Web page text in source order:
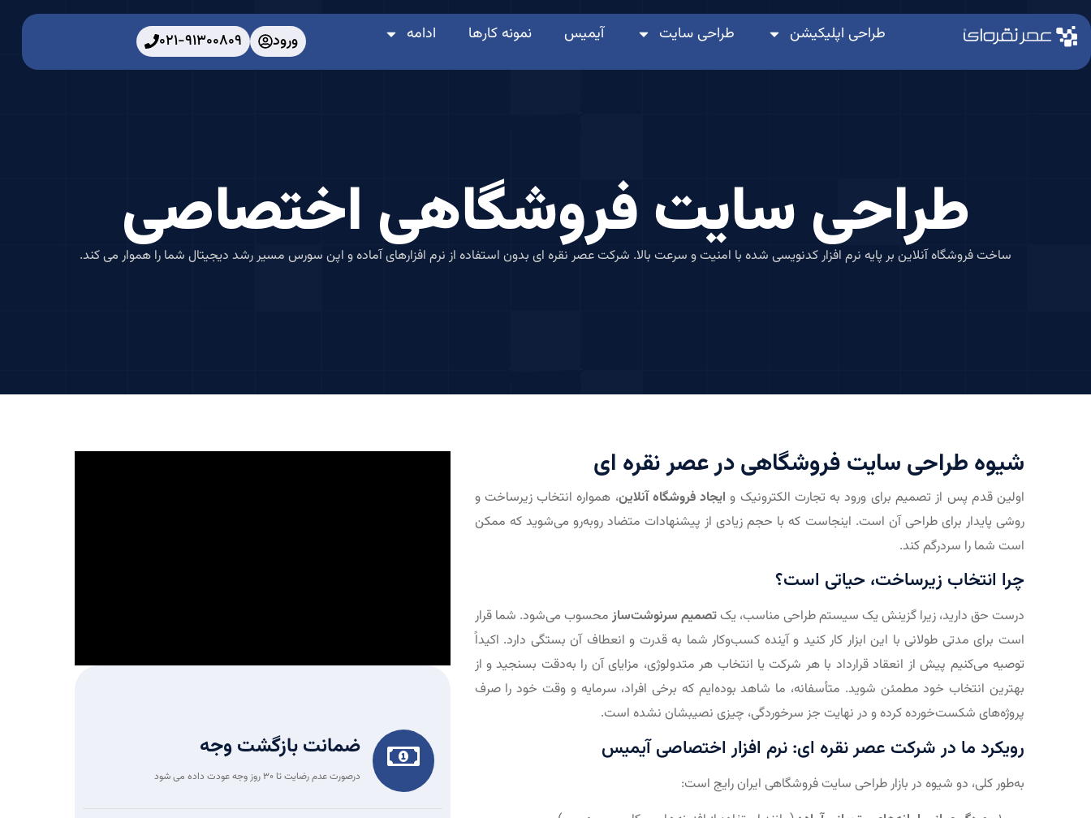
طراحی اپلیکیشن طراحی سایت آیمیس نمونه کارها ادامه ورود 021-91300809
طراحی سایت فروشگاهی اختصاصی
ساخت فروشگاه آنلاین بر پایه نرم افزار کدنویسی شده با امنیت و سرعت بالا. شرکت عصر نقره ای بدون استفاده از نرم افزارهای آماده و اپن سورس مسیر رشد دیجیتال شما را هموار می کند.
شیوه طراحی سایت فروشگاهی در عصر نقره ای
اولین قدم پس از تصمیم برای ورود به تجارت الکترونیک و ایجاد فروشگاه آنلاین، همواره انتخاب زیرساخت و
روشی پایدار برای طراحی آن است. اینجاست که با حجم زیادی از پیشنهادات متضاد روبه‌رو می‌شوید که ممکن
است شما را سردرگم کند.
چرا انتخاب زیرساخت، حیاتی است؟
درست حق دارید، زیرا گزینش یک سیستم طراحی مناسب، یکتصمیم سرنوشت‌سازمحسوب می‌شود. شما قرار
است برای مدتی طولانی با این ابزار کار کنید و آینده کسب‌وکار شما به قدرت و انعطاف آن بستگی دارد. اکیداً
توصیه می‌کنیم پیش از انعقاد قرارداد با هر شرکت یا انتخاب هر متدولوژی، مزایای آن را به‌دقت بسنجید و از
بهترین انتخاب خود مطمئن شوید. متأسفانه، ما شاهد بوده‌ایم که برخی افراد، سرمایه و وقت خود را صرف
پروژه‌های شکست‌خورده کرده و در نهایت جز سرخوردگی، چیزی نصیبشان نشده است.
رویکرد ما در شرکت عصر نقره ای: نرم افزار اختصاصی آیمیس
به‌طور کلی، دو شیوه در بازار طراحی سایت فروشگاهی ایران رایج است:
ضمانت بازگشت وجه
درصورت عدم رضایت تا 30 روز وجه عودت داده می شود